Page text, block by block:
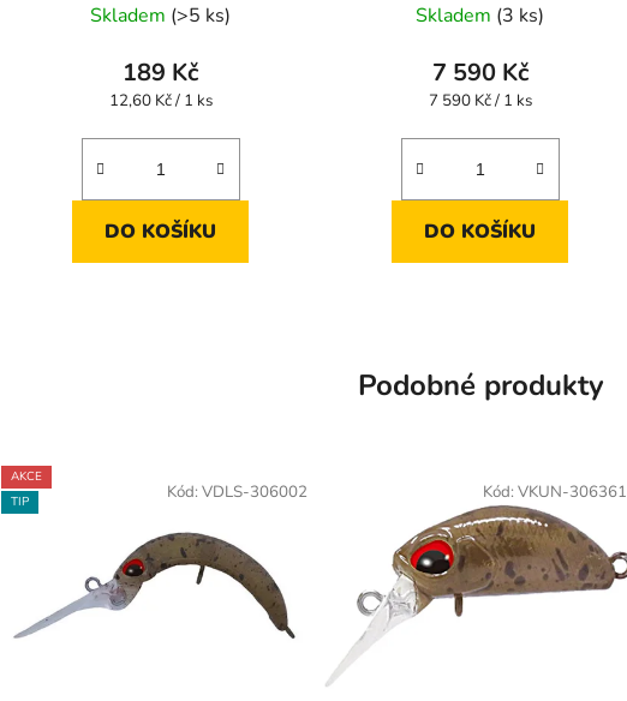
Skladem (>5 ks)
189 Kč
Měrná
12,60 Kč / 1 ks
DO KOŠÍKU
Skladem (3 ks)
7 590 Kč
Měrná
7 590 Kč / 1 ks
DO KOŠÍKU
Podobné produkty
AKCE
TIP
Kód: VDLS-306002 Kód: VKUN-306361